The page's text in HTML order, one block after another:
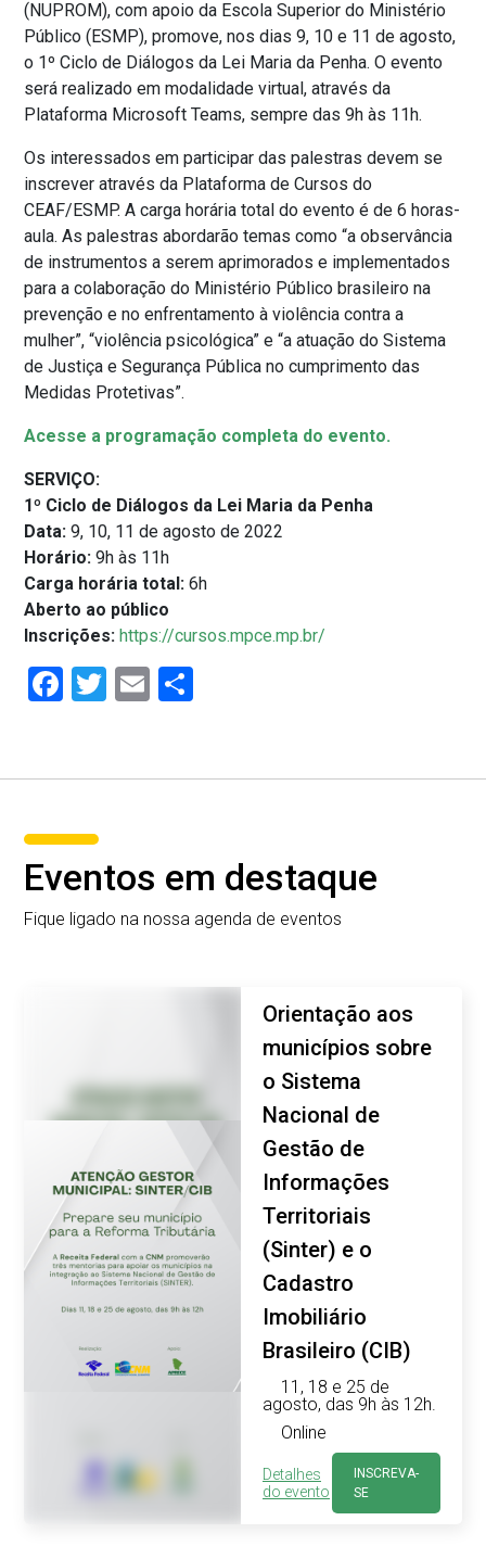
(NUPROM), com apoio da Escola Superior do Ministério
Público (ESMP), promove, nos dias 9, 10 e 11 de agosto,
o 1º Ciclo de Diálogos da Lei Maria da Penha. O evento
será realizado em modalidade virtual, através da
Plataforma Microsoft Teams, sempre das 9h às 11h.
Os interessados em participar das palestras devem se
inscrever através da Plataforma de Cursos do
CEAF/ESMP. A carga horária total do evento é de 6 horas-
aula. As palestras abordarão temas como “a observância
de instrumentos a serem aprimorados e implementados
para a colaboração do Ministério Público brasileiro na
prevenção e no enfrentamento à violência contra a
mulher”, “violência psicológica” e “a atuação do Sistema
de Justiça e Segurança Pública no cumprimento das
Medidas Protetivas”.
Acesse a programação completa do evento.
SERVIÇO:
1º Ciclo de Diálogos da Lei Maria da Penha
Data: 9, 10, 11 de agosto de 2022
Horário: 9h às 11h
Carga horária total: 6h
Aberto ao público
Inscrições: https://cursos.mpce.mp.br/
Facebook
Twitter
Email
Eventos em destaque
Fique ligado na nossa agenda de eventos
Orientação aos
municípios sobre
o Sistema
Nacional de
Gestão de
Informações
Territoriais
(Sinter) e o
Cadastro
Imobiliário
Brasileiro (CIB)
11, 18 e 25 de
agosto, das 9h às 12h.
Online
Detalhes
do evento
INSCREVA-
SE